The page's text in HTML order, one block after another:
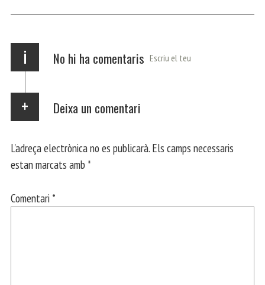
p m ei
i No hi ha comentaris Escriu el teu
Deixa un comentari
L'adreça electrònica no es publicarà. Els camps necessaris
estan marcats amb *
Comentari *